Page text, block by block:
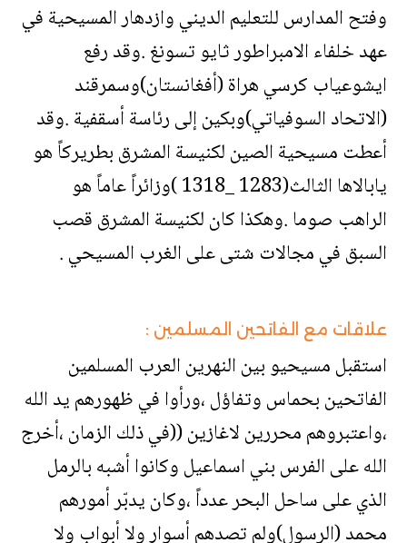
وفتح المدارس للتعليم الديني وازدهار المسيحية في
عهد خلفاء الامبراطور ثايو تسونغ .وقد رفع
ايشوعياب كرسي هراة (أفغانستان)وسمرقند
(الاتحاد السوفياتي)وبكين إلى رئاسة أسقفية .وقد
أعطت مسيحية الصين لكنيسة المشرق بطريركاً هو
يابالاها الثالث(1283 _1318 )وزائراً عاماً هو
الراهب صوما .وهكذا كان لكنيسة المشرق قصب
السبق في مجالات شتى على الغرب المسيحي .
علاقات مع الفاتحين المسلمين :
استقبل مسيحيو بين النهرين العرب المسلمين
الفاتحين بحماس وتفاؤل ،ورأوا في ظهورهم يد الله
،واعتبروهم محررين لاغازين ((في ذلك الزمان ،أخرج
الله على الفرس بني اسماعيل وكانوا أشبه بالرمل
الذي على ساحل البحر عدداً ،وكان يدبّر أمورهم
محمد (الرسول)ولم تصدهم أسوار ولا أبواب ولا